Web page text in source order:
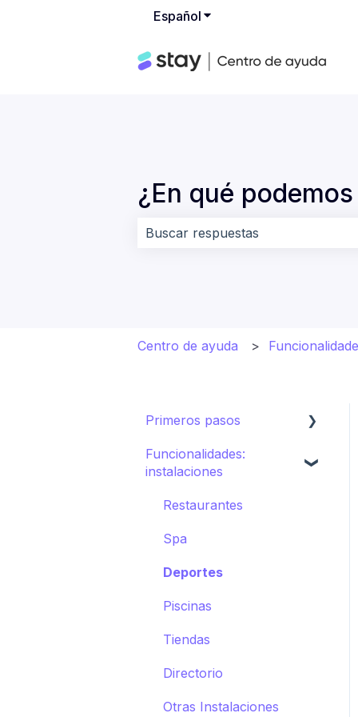
Español Traducciones de Mostrar
¿En qué
Centro de ayuda
Primeros pasos
Ecosistema de STAY
STAY
Funcionalidades:
instalaciones
Restaurantes
Spa
Deportes
Piscinas
Tiendas
Directorio
Otras Instalaciones